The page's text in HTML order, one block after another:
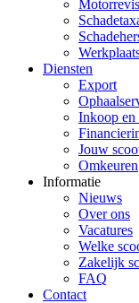
Diensten
Export
Inkoop
Jouw
Omkeuren
Informatie
Nieuws
Over ons
Vacatures
Welke
Zakelijk
FAQ
Contact